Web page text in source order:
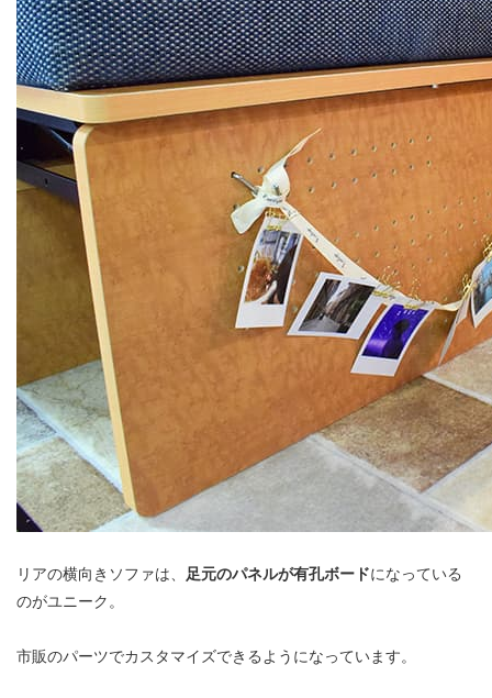
リアの横向きソファは、 足元のパネルが有孔ボードになっている
のがユニーク。
市販のパーツでカスタマイズできるようになっています。